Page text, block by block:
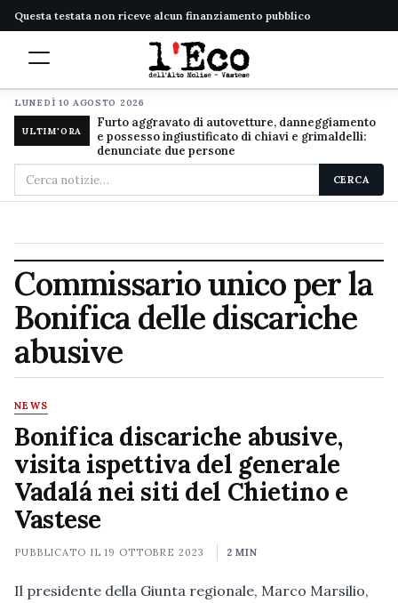
Questa testata non riceve alcun finanziamento pubblico
LUNEDÌ 10 AGOSTO 2026
ULTIM'ORA
Furto aggravato di autovetture, danneggiamento
e possesso ingiustificato di chiavi e grimaldelli:
denunciate due persone
Cerca
nel
CERCA
Commissario unico per la
Bonifica delle discariche
abusive
NEWS
Bonifica discariche abusive,
visita ispettiva del generale
Vadalá nei siti del Chietino e
Vastese
PUBBLICATO IL19 OTTOBRE 2023 2 MIN
Il presidente della Giunta regionale, Marco Marsilio,